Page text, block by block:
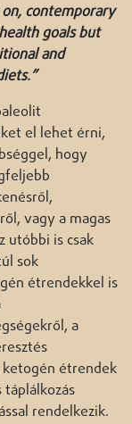
contemporary
goals but
and
el lehet érni,
hogy
vagy a magas
utóbbi is csak
sok
étrendekkel is
a
ketogén étrendek
rendelkezik.